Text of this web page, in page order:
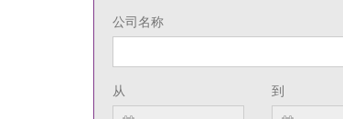
公司名称
从 到